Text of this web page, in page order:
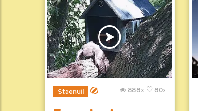
Steenuil 80x
888x